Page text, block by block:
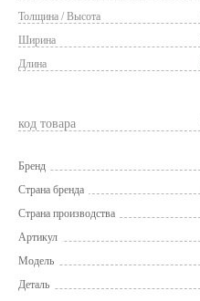
Толщина / Высота
Ширина
Длина
код товара
Бренд
Страна бренда
Страна производства
Артикул
Модель
Деталь